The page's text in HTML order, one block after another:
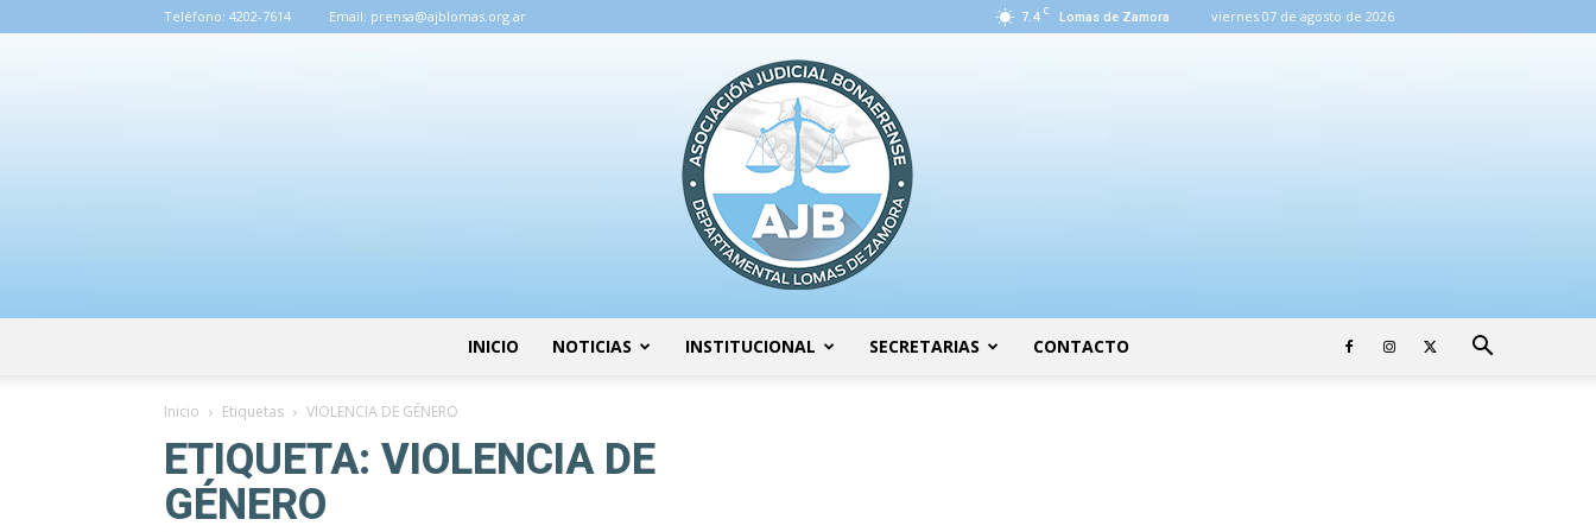
7.4 C Lomas de Zamora viernes 07 de agosto de 2026
Teléfono: 4202-7614 Email: prensa@ajblomas.org.ar
INICIO NOTICIAS INSTITUCIONAL SECRETARIAS CONTACTO
Inicio Etiquetas VIOLENCIA DE GÉNERO
ETIQUETA: VIOLENCIA DE
GÉNERO